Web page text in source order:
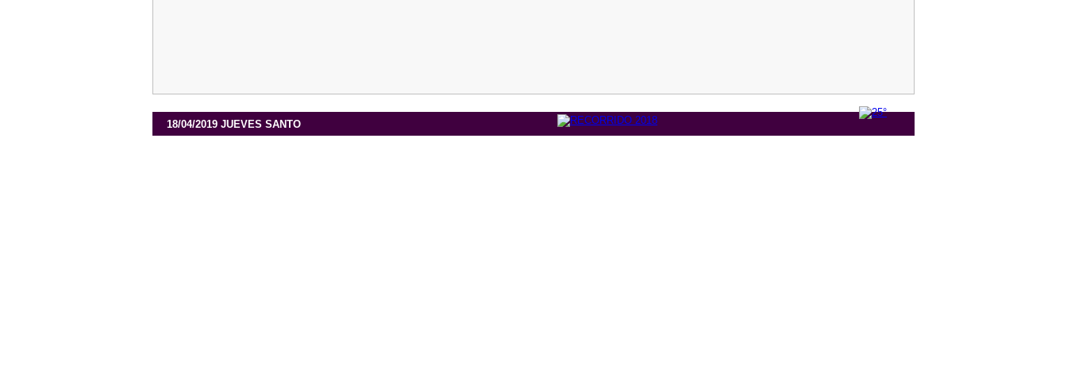
18/04/2019 JUEVES SANTO